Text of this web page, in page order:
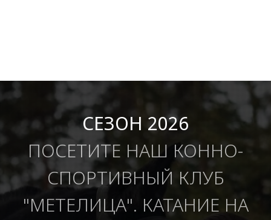
СЕЗОН 2026
ПОСЕТИТЕ НАШ КОННО-
СПОРТИВНЫЙ КЛУБ
"МЕТЕЛИЦА". КАТАНИЕ НА